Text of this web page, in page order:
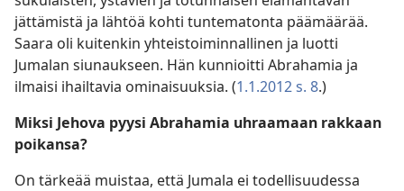
jättämistä ja lähtöä kohti tuntematonta päämäärää.
Saara oli kuitenkin yhteistoiminnallinen ja luotti
Jumalan siunaukseen. Hän kunnioitti Abrahamia ja
ilmaisi ihailtavia ominaisuuksia. (1.1.2012 s. 8.)
Miksi Jehova pyysi Abrahamia uhraamaan rakkaan
poikansa?
On tärkeää muistaa, että Jumala ei todellisuudessa